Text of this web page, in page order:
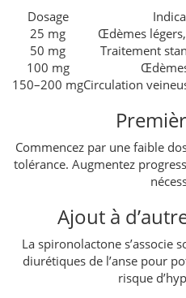
Dosage
25 mg
Œdèmes
50 mg
Traitement
100 mg
150–200 mgCirculation
Commencez par une faible
tolérance. Augmentez
Ajout à
La spironolactone s’associe
diurétiques de l’anse pour
risque